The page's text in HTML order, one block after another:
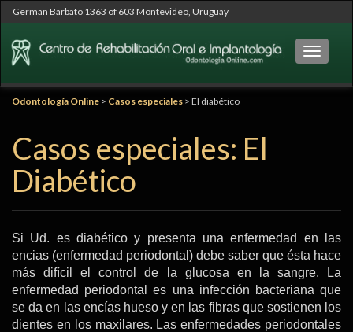
German Barbato 1363 of 603 Montevideo, Uruguay
Odontología Online > Casos especiales > El diabético
Casos especiales: El
Diabético
Si Ud. es diabético y presenta una enfermedad en las
encias (enfermedad periodontal) debe saber que ésta hace
más difícil el control de la glucosa en la sangre. La
enfermedad periodontal es una infección bacteriana que
se da en las encías hueso y en las fibras que sostienen los
dientes en los maxilares. Las enfermedades periodontales